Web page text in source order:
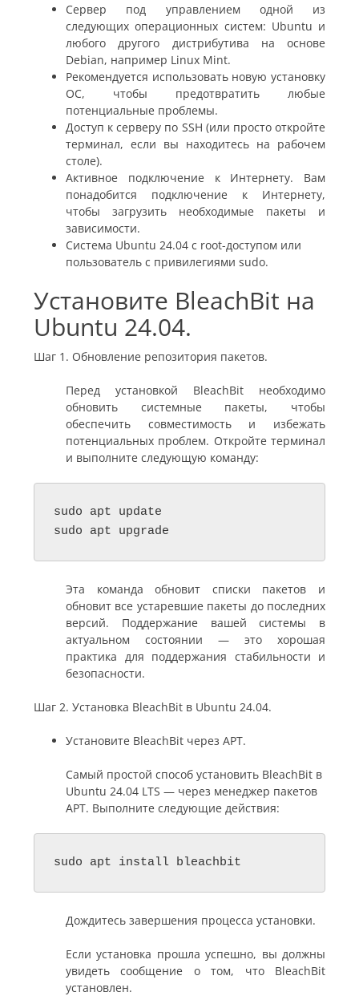
Сервер под управлением одной из
следующих операционных систем: Ubuntu и
любого другого дистрибутива на основе
Debian, например Linux Mint.
Рекомендуется использовать новую установку
ОС, чтобы предотвратить любые
потенциальные проблемы.
Доступ к серверу по SSH (или просто откройте
терминал, если вы находитесь на рабочем
столе).
Активное подключение к Интернету. Вам
понадобится подключение к Интернету,
чтобы загрузить необходимые пакеты и
зависимости.
Система Ubuntu 24.04 с root-доступом или
пользователь с привилегиями sudo.
Установите BleachBit на
Ubuntu 24.04.
Шаг 1. Обновление репозитория пакетов.
Перед установкой BleachBit необходимо
обновить системные пакеты, чтобы
обеспечить совместимость и избежать
потенциальных проблем. Откройте терминал
и выполните следующую команду:
sudo apt update
sudo apt upgrade
Эта команда обновит списки пакетов и
обновит все устаревшие пакеты до последних
версий. Поддержание вашей системы в
актуальном состоянии — это хорошая
практика для поддержания стабильности и
безопасности.
Шаг 2. Установка BleachBit в Ubuntu 24.04.
Установите BleachBit через APT.
Самый простой способ установить BleachBit в
Ubuntu 24.04 LTS — через менеджер пакетов
APT. Выполните следующие действия:
sudo apt install bleachbit
Дождитесь завершения процесса установки.
Если установка прошла успешно, вы должны
увидеть сообщение о том, что BleachBit
установлен.